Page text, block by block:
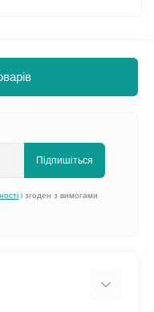
Підпишіться
і згоден з вимогами